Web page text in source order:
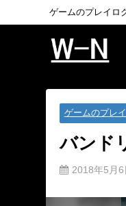
ゲームのプレイロ
ゲームのプレ
バンド
2018年5月6